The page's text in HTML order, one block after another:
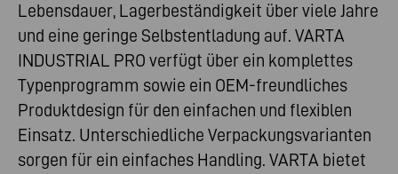
Lebensdauer, Lagerbeständigkeit über viele Jahre
und eine geringe Selbstentladung auf. VARTA
INDUSTRIAL PRO verfügt über ein komplettes
Typenprogramm sowie ein OEM-freundliches
Produktdesign für den einfachen und flexiblen
Einsatz. Unterschiedliche Verpackungsvarianten
sorgen für ein einfaches Handling. VARTA bietet